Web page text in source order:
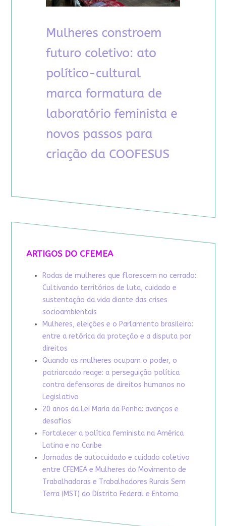
ARTIGOS DO CFEMEA
Rodas de mulheres que florescem no cerrado:
Cultivando territórios de luta, cuidado e
sustentação da vida diante das crises
socioambientais
Mulheres, eleições e o Parlamento brasileiro:
entre a retórica da proteção e a disputa por
direitos
Quando as mulheres ocupam o poder, o
patriarcado reage: a perseguição política
contra defensoras de direitos humanos no
Legislativo
20 anos da Lei Maria da Penha: avanços e
desafios
Fortalecer a política feminista na América
Latina e no Caribe
Jornadas de autocuidado e cuidado coletivo
entre CFEMEA e Mulheres do Movimento de
Trabalhadoras e Trabalhadores Rurais Sem
Terra (MST) do Distrito Federal e Entorno